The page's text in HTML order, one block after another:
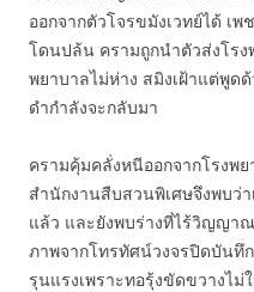
ออกจากตัวโจรขมังเวทย์ได้ เ
โดนปล้น ครามถูกนำตัวส่งโรง
พยาบาลไม่ห่าง สมิงเฝ้าแต่พูด
ดำกำลังจะกลับมา
ครามคุ้มคลั่งหนีออกจากโรงพ
สำนักงานสืบสวนพิเศษจึงพบว่
แล้ว และยังพบร่างที่ไร้วิญญา
ภาพจากโทรทัศน์วงจรปิดบันทึ
รุนแรงเพราะทอรุ้งขัดขวางไ